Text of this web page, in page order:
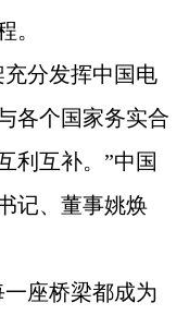
。
分发挥中国电
各个国家务实合
利互补。”中国
记、董事姚焕
座桥梁都成为